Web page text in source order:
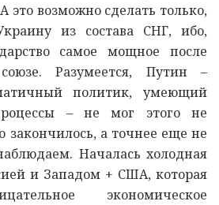
это возможно сделать только,
из состава СНГ, ибо,
самое мощное после
Разумеется, Путин –
политик, умеющий
– не мог этого не
закончилось, а точнее еще не
Началась холодная
и Западом + США, которая
экономическое